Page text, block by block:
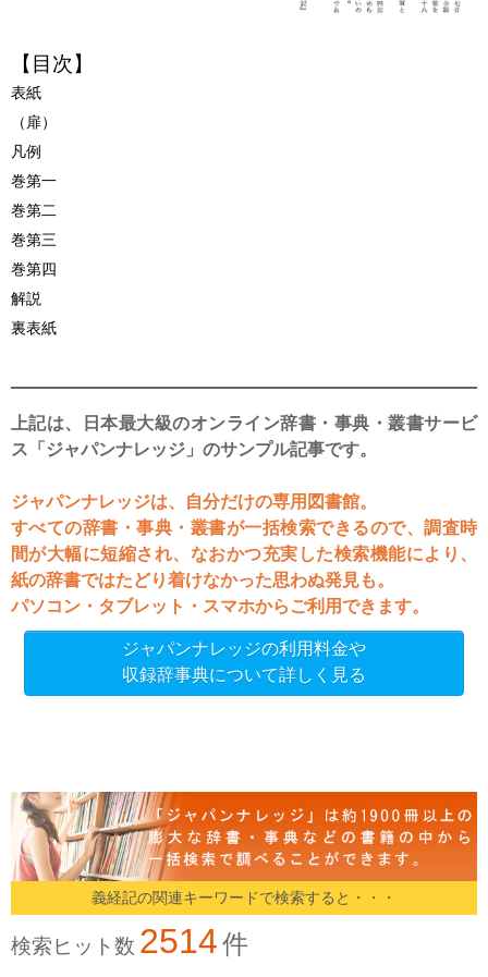
【目次】
表紙
（扉）
凡例
巻第一
巻第二
巻第三
巻第四
解説
裏表紙
上記は、日本最大級のオンライン辞書・事典・叢書サービ
ス「ジャパンナレッジ」のサンプル記事です。
ジャパンナレッジは、自分だけの専用図書館。
すべての辞書・事典・叢書が一括検索できるので、調査時
間が大幅に短縮され、なおかつ充実した検索機能により、
紙の辞書ではたどり着けなかった思わぬ発見も。
パソコン・タブレット・スマホからご利用できます。
ジャパンナレッジの利用料金や
収録辞事典について詳しく見る
義経記の関連キーワードで検索すると・・・
検索ヒット数 2514件